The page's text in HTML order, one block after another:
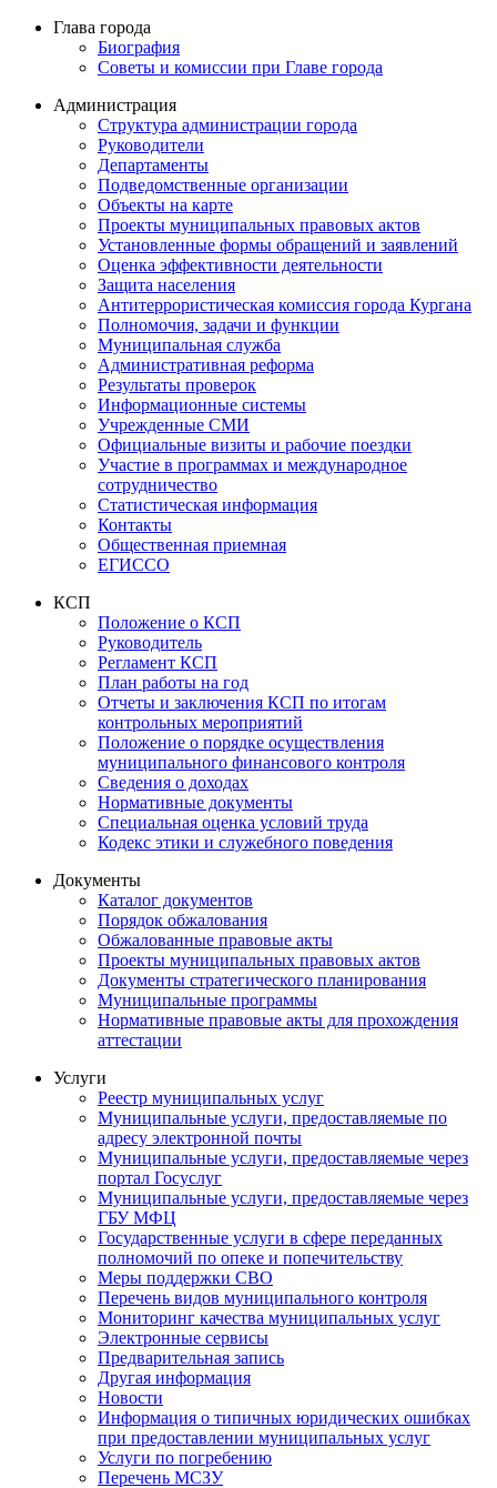
Глава города
Биография
Советы и комиссии при Главе города
Администрация
Структура администрации города
Руководители
Департаменты
Подведомственные организации
Объекты на карте
Проекты муниципальных правовых актов
Установленные формы обращений и заявлений
Оценка эффективности деятельности
Защита населения
Антитеррористическая комиссия города Кургана
Полномочия, задачи и функции
Муниципальная служба
Административная реформа
Результаты проверок
Информационные системы
Учрежденные СМИ
Официальные визиты и рабочие поездки
Участие в программах и международное
сотрудничество
Статистическая информация
Контакты
Общественная приемная
ЕГИССО
КСП
Положение о КСП
Руководитель
Регламент КСП
План работы на год
Отчеты и заключения КСП по итогам
контрольных мероприятий
Положение о порядке осуществления
муниципального финансового контроля
Сведения о доходах
Нормативные документы
Специальная оценка условий труда
Кодекс этики и служебного поведения
Документы
Каталог документов
Порядок обжалования
Обжалованные правовые акты
Проекты муниципальных правовых актов
Документы стратегического планирования
Муниципальные программы
Нормативные правовые акты для прохождения
аттестации
Услуги
Реестр муниципальных услуг
Муниципальные услуги, предоставляемые по
адресу электронной почты
Муниципальные услуги, предоставляемые через
портал Госуслуг
Муниципальные услуги, предоставляемые через
ГБУ МФЦ
Государственные услуги в сфере переданных
полномочий по опеке и попечительству
Меры поддержки СВО
Перечень видов муниципального контроля
Мониторинг качества муниципальных услуг
Электронные сервисы
Предварительная запись
Другая информация
Новости
Информация о типичных юридических ошибках
при предоставлении муниципальных услуг
Услуги по погребению
Перечень МСЗУ